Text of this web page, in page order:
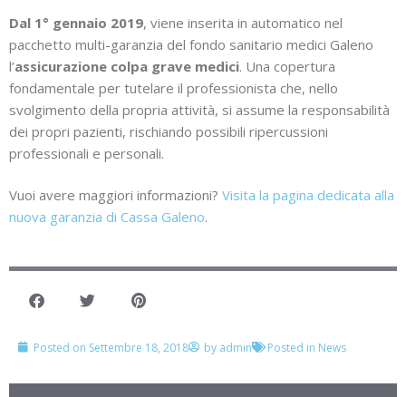
Dal 1° gennaio 2019, viene inserita in automatico nel
pacchetto multi-garanzia del fondo sanitario medici Galeno
l’assicurazione colpa grave medici. Una copertura
fondamentale per tutelare il professionista che, nello
svolgimento della propria attività, si assume la responsabilità
dei propri pazienti, rischiando possibili ripercussioni
professionali e personali.
Vuoi avere maggiori informazioni? Visita la pagina dedicata alla
nuova garanzia di Cassa Galeno.
Posted on Settembre 18, 2018 by admin Posted in News